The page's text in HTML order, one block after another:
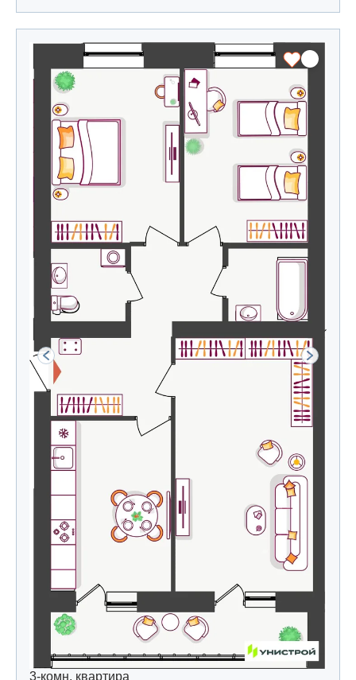
3-комн. квартира